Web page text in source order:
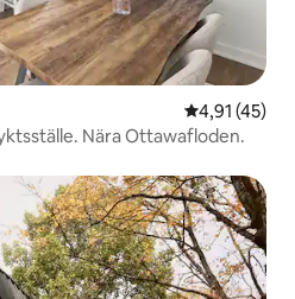
4,91 av 5 i
4,91 (45)
Nära Ottawafloden.